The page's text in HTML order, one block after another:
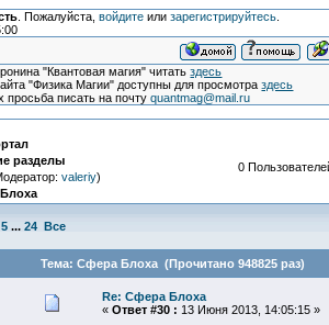
. Пожалуйста, войдитеили зарегистрируйтесь.
"Квантовая магия" читатьздесь
"Физика Магии" доступны для просмотраздесь
просьба писать на почтуquantmag@mail.ru
разделы
valeriy)
0
5 ... 24 Все
Тема: Сфера Блоха (Прочитано 948825 раз)
Re: Сфера Блоха
« Ответ #30 : 13 Июня 2013, 14:05:15 »